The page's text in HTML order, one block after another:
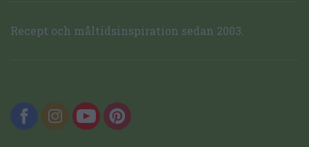
Recept och måltidsinspiration sedan 2003.